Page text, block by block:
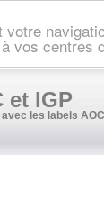
votre
vos centres
et IGP
les labels